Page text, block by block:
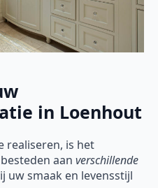
in Loenhout
realiseren, is het
aan verschillende
uw smaak en levensstijl